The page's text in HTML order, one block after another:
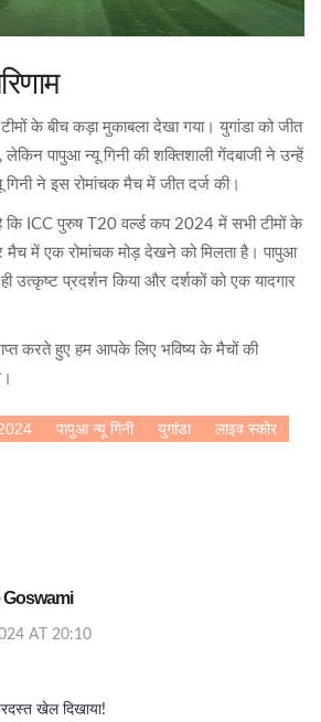
के बीच कड़ा मुकाबला देखा गया। युगांडा को जीत
पापुआ न्यू गिनी की शक्तिशाली गेंदबाजी ने उन्हें
गिनी ने इस रोमांचक मैच में जीत दर्ज की।
है कि ICC पुरुष T20 वर्ल्ड कप 2024 में सभी टीमों के
मैच में एक रोमांचक मोड़ देखने को मिलता है। पापुआ
उत्कृष्ट प्रदर्शन किया और दर्शकों को एक यादगार
करते हुए हम आपके लिए भविष्य के मैचों की
पापुआ न्यू गिनी युगांडा लाइव स्कोर
Goswami
AT 20:10
खेल दिखाया!